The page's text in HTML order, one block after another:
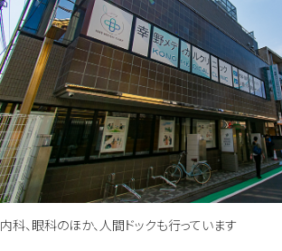
内科、眼科のほか、人間ドックも行っています